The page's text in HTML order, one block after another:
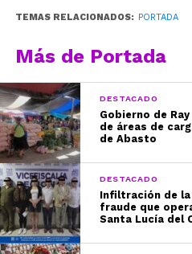
TEMAS RELACIONADOS: PORTADA
Más de Portada
DESTACADO
Gobierno de
de áreas de
de Abasto
DESTACADO
Infiltración de la
fraude que
Santa Lucía del